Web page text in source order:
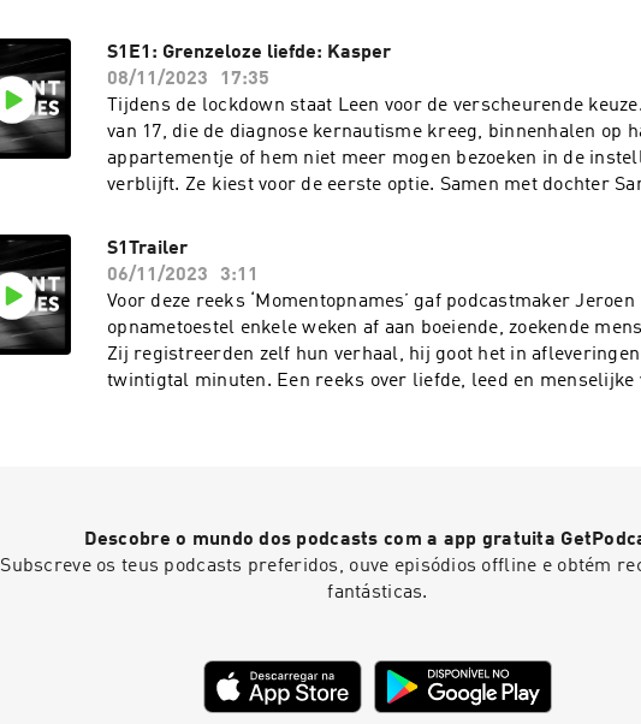
rusthuis. De laatste halte. Presentatie en productie: Jeroen
Ben VenesoenEindredactie: Dries Vermeulen, Sam Feys Deze
kwam tot stand met de steun van VAF/Mediafonds en de
Gemeenschap.See omnystudio.com/listener for privacy
S1E1: Grenzeloze liefde: Kasper
08/11/2023
17:35
Tijdens de lockdown staat Leen voor de verscheurende
van 17, die de diagnose kernautisme kreeg, binnenhalen op
appartementje of hem niet meer mogen bezoeken in de
verblijft. Ze kiest voor de eerste optie. Samen met dochter
voor elkaar te krijgen. Presentatie en productie: Jeroen
VenesoenEindredactie: Dries Vermeulen, Sam Feys Deze
tot stand met de steun van VAF/Mediafonds en de Vlaamse
omnystudio.com/listener for privacy information.
S1Trailer
06/11/2023
3:11
Voor deze reeks ‘Momentopnames’ gaf podcastmaker
opnametoestel enkele weken af aan boeiende, zoekende
Zij registreerden zelf hun verhaal, hij goot het in afleveringen
twintigtal minuten. Een reeks over liefde, leed en menselijke
Descobre o mundo dos podcasts com a app gratuita
Subscreve os teus podcasts preferidos, ouve episódios offline e obtém
fantásticas.